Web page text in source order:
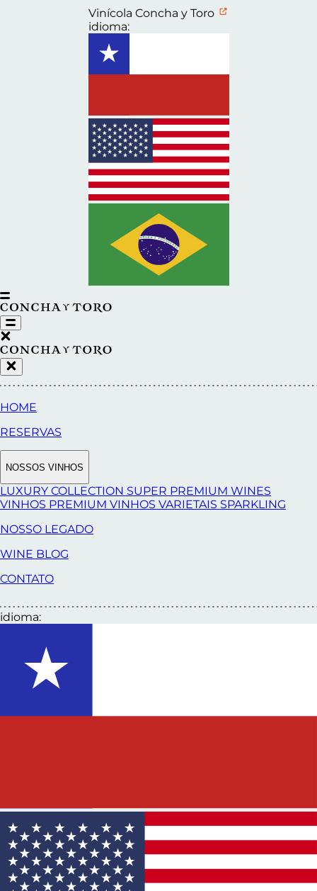
Vinícola Concha y Toro
idioma:
HOME
RESERVAS
NOSSOS VINHOS
LUXURY COLLECTION SUPER PREMIUM WINES
VINHOS PREMIUM VINHOS VARIETAIS SPARKLING
NOSSO LEGADO
WINE BLOG
CONTATO
idioma: